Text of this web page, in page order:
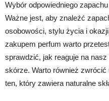
Wybór odpowiedniego
Ważne jest, aby znaleźć
osobowości, stylu życia i
zakupem perfum warto
sprawdzić, jak reaguje na
skórze. Warto również zwrócić
ten, który zawiera naturalne